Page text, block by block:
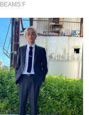
BEAMS F